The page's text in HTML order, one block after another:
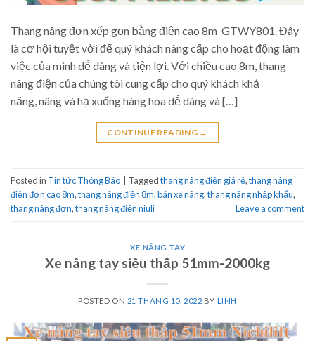
Thang nâng đơn xếp gọn bằng điện cao 8m GTWY801. Đây
là cơ hội tuyệt vời để quý khách nâng cấp cho hoạt động làm
việc của mình dễ dàng và tiện lợi. Với chiều cao 8m, thang
nâng điện của chúng tôi cung cấp cho quý khách khả
năng, nâng và hạ xuống hàng hóa dễ dàng và […]
CONTINUE READING →
Posted in Tin tức Thông Báo Taggedthang nâng điện giá rẻ,thang nâng
điện đơn cao 8m,thang nâng điện 8m,bán xe nâng,thang nâng nhập khẩu,
thang nâng đơn,thang nâng điện niuli Leave a comment
XE NÂNG TAY
Xe nâng tay siêu thấp 51mm-2000kg
POSTED ON 21 THÁNG 10, 2022 BY LINH